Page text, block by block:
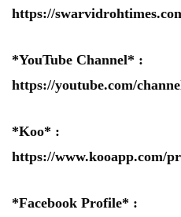
https://
*YouTube Channel* :
https://youtube.com/
*Koo* :
https://www.kooapp.com/
*Facebook Profile* :